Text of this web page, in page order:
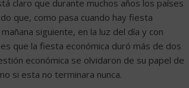
claro que durante muchos años los países
que, como pasa cuando hay fiesta
siguiente, en la luz del día y con
que la fiesta económica duró más de dos
económica se olvidaron de su papel de
si esta no terminara nunca.